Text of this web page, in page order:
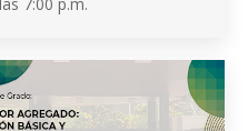
7:00 p.m.